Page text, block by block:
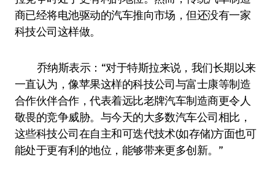
商已经将电池驱动的汽车推向市场，但还没有一家
科技公司这样做。
乔纳斯表示：“对于特斯拉来说，我们长期以来
一直认为，像苹果这样的科技公司与富士康等制造
合作伙伴合作，代表着远比老牌汽车制造商更令人
敬畏的竞争威胁。与今天的大多数汽车公司相比，
这些科技公司在自主和可迭代技术(如存储)方面也可
能处于更有利的地位，能够带来更多创新。”